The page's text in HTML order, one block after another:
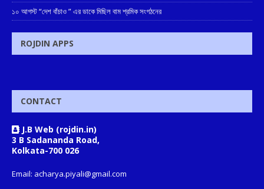
১০ আগস্ট “দেশ বাঁচাও ” এর ডাকে মিছিল বাম শ্রমিক সংগঠনের
ROJDIN APPS
CONTACT
J.B Web (rojdin.in)
3 B Sadananda Road,
Kolkata-700 026
Email: acharya.piyali@gmail.com